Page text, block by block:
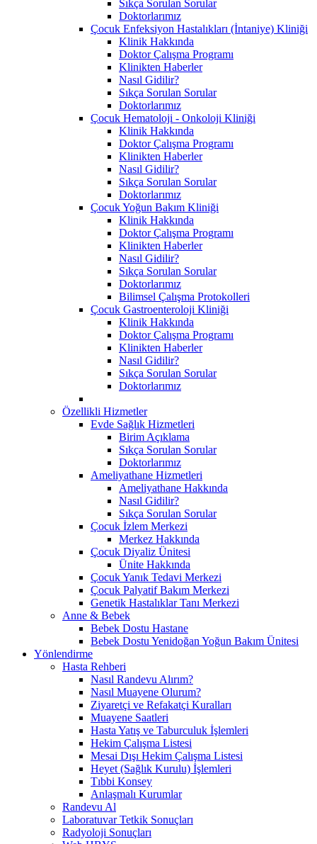
Sıkça Sorulan Sorular
Doktorlarımız
Çocuk Enfeksiyon Hastalıkları (İntaniye) Kliniği
Klinik Hakkında
Doktor Çalışma Programı
Klinikten Haberler
Nasıl Gidilir?
Sıkça Sorulan Sorular
Doktorlarımız
Çocuk Hematoloji - Onkoloji Kliniği
Klinik Hakkında
Doktor Çalışma Programı
Klinikten Haberler
Nasıl Gidilir?
Sıkça Sorulan Sorular
Doktorlarımız
Çocuk Yoğun Bakım Kliniği
Klinik Hakkında
Doktor Çalışma Programı
Klinikten Haberler
Nasıl Gidilir?
Sıkça Sorulan Sorular
Doktorlarımız
Bilimsel Çalışma Protokolleri
Çocuk Gastroenteroloji Kliniği
Klinik Hakkında
Doktor Çalışma Programı
Klinikten Haberler
Nasıl Gidilir?
Sıkça Sorulan Sorular
Doktorlarımız
Özellikli Hizmetler
Evde Sağlık Hizmetleri
Birim Açıklama
Sıkça Sorulan Sorular
Doktorlarımız
Ameliyathane Hizmetleri
Ameliyathane Hakkında
Nasıl Gidilir?
Sıkça Sorulan Sorular
Çocuk İzlem Merkezi
Merkez Hakkında
Çocuk Diyaliz Ünitesi
Ünite Hakkında
Çocuk Yanık Tedavi Merkezi
Çocuk Palyatif Bakım Merkezi
Genetik Hastalıklar Tanı Merkezi
Anne & Bebek
Bebek Dostu Hastane
Bebek Dostu Yenidoğan Yoğun Bakım Ünitesi
Yönlendirme
Hasta Rehberi
Nasıl Randevu Alırım?
Nasıl Muayene Olurum?
Ziyaretçi ve Refakatçi Kuralları
Muayene Saatleri
Hasta Yatış ve Taburculuk İşlemleri
Hekim Çalışma Listesi
Mesai Dışı Hekim Çalışma Listesi
Heyet (Sağlık Kurulu) İşlemleri
Tıbbi Konsey
Anlaşmalı Kurumlar
Randevu Al
Laboratuvar Tetkik Sonuçları
Radyoloji Sonuçları